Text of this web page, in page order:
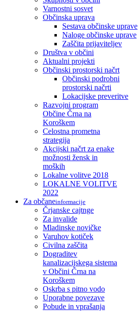
Varnostni sosvet
Občinska uprava
Sestava občinske uprave
Naloge občinske uprave
Zaščita prijaviteljev
Društva v občini
Aktualni projekti
Občinski prostorski načrt
Občinski podrobni
prostorski načrti
Lokacijske preveritve
Razvojni program
Občine Črna na
Koroškem
Celostna prometna
strategija
Akcijski načrt za enake
možnosti žensk in
moških
Lokalne volitve 2018
LOKALNE VOLITVE
2022
Za občaneinformacije
Črjanske cajtnge
Za invalide
Mladinske novičke
Varuhov kotiček
Civilna zaščita
Dograditev
kanalizacijskega sistema
v Občini Črna na
Koroškem
Oskrba s pitno vodo
Uporabne povezave
Pobude in vprašanja